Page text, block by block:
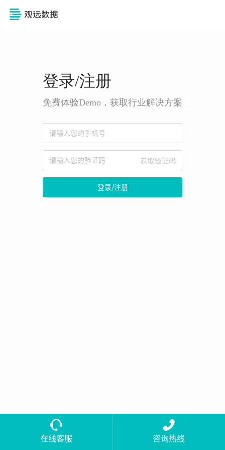
登录/注册
免费体验Demo，获取行业解决方案
获取验证码
登录/注册
在线客服 咨询热线